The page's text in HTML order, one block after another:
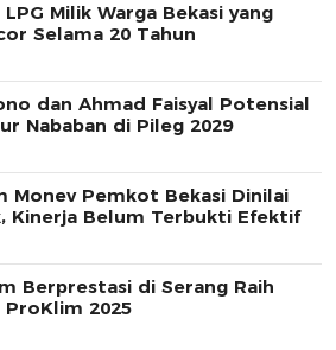
Milik Warga Bekasi yang
Selama 20 Tahun
dan Ahmad Faisyal Potensial
Nababan di Pileg 2029
Monev Pemkot Bekasi Dinilai
Kinerja Belum Terbukti Efektif
Berprestasi di Serang Raih
ProKlim 2025